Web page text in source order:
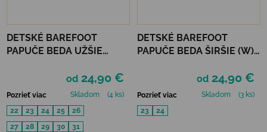
DETSKÉ BAREFOOT
PAPUČE BEDA UŽŠIE
od 24,90 €
Pozrieť viac Skladom
(4 ks)
22
23 24 25
26
27
28 29 30
31
DETSKÉ BAREFOOT
PAPUČE BEDA ŠIRŠIE (W) -
od 24,90 €
Pozrieť viac Skladom
(3 ks)
23
24